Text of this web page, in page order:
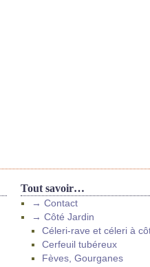
Tout savoir…
→ Contact
→ Côté Jardin
Céleri-rave et céleri à
Cerfeuil tubéreux
Fèves, Gourganes